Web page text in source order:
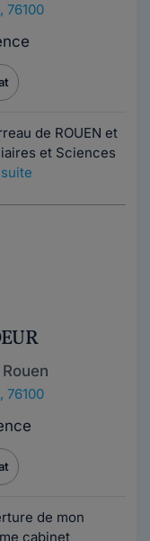
76100
de ROUEN et
et Sciences
76100
de mon
cabinet